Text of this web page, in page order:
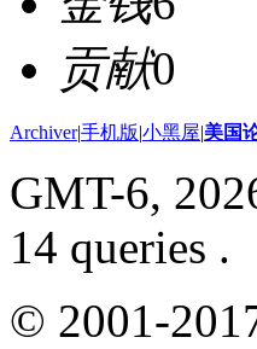
贡献0
Archiver|手机版|小黑屋|美国
GMT-6,
14 queries .
© 2001-